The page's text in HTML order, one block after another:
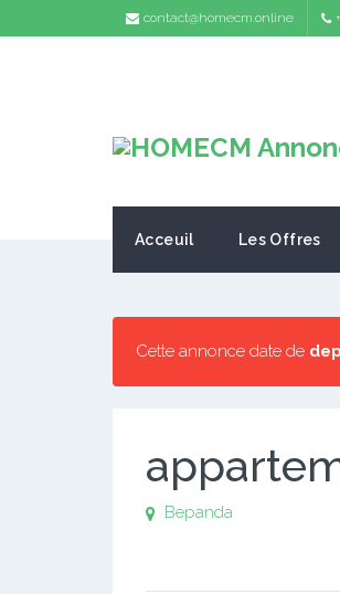
contact@homecm.online
Acceuil Les Offres
Cette annonce date de
Bepanda